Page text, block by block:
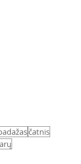
čatnis